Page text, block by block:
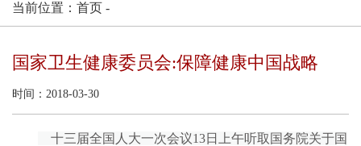
当前位置：首页 -
国家卫生健康委员会:保障健康中国战略
时间：2018-03-30
十三届全国人大一次会议13日上午听取国务院关于国